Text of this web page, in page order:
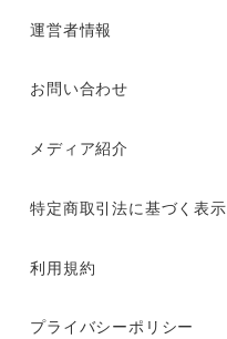
運営者情報
お問い合わせ
メディア紹介
特定商取引法に基づく表示
利用規約
プライバシーポリシー